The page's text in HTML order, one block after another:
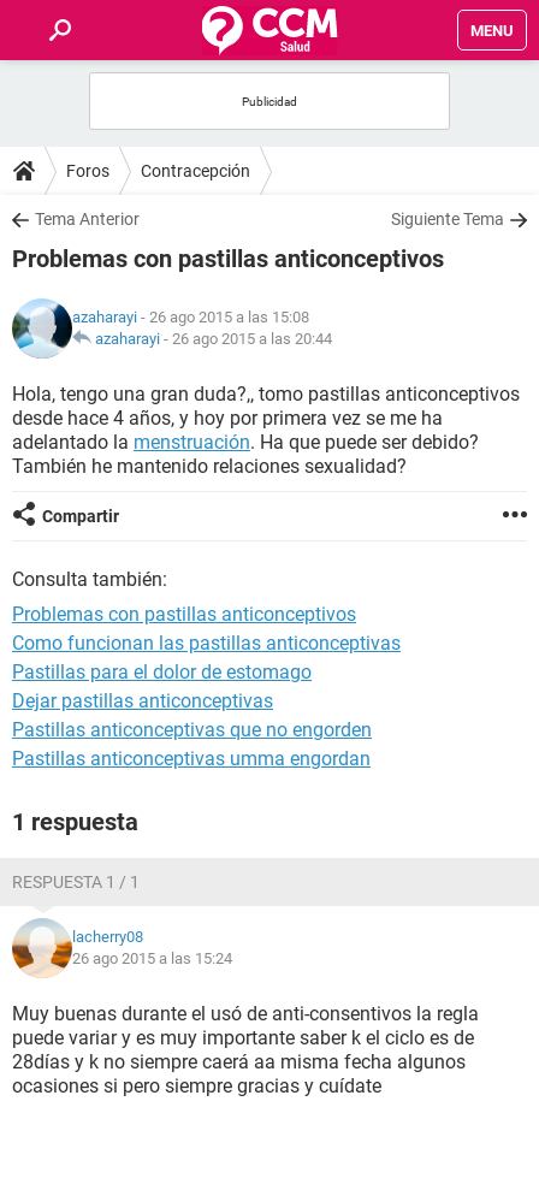
MENU
FOROS
SALUD
NUTRICIÓN
BIENESTAR
SEXUALIDAD
GLOSARIO
Foros Contracepción
Tema Anterior Siguiente Tema
Problemas con pastillas anticonceptivos
azaharayi - 26 ago 2015 a las 15:08
azaharayi - 26 ago 2015 a las 20:44
Hola, tengo una gran duda?,, tomo pastillas anticonceptivos
desde hace 4 años, y hoy por primera vez se me ha
adelantado la menstruación. Ha que puede ser debido?
También he mantenido relaciones sexualidad?
Compartir
Consulta también:
Problemas con pastillas anticonceptivos
Como funcionan las pastillas anticonceptivas
Pastillas para el dolor de estomago
Dejar pastillas anticonceptivas
Pastillas anticonceptivas que no engorden
Pastillas anticonceptivas umma engordan
1 respuesta
RESPUESTA 1 / 1
lacherry08
26 ago 2015 a las 15:24
Muy buenas durante el usó de anti-consentivos la regla
puede variar y es muy importante saber k el ciclo es de
28días y k no siempre caerá aa misma fecha algunos
ocasiones si pero siempre gracias y cuídate